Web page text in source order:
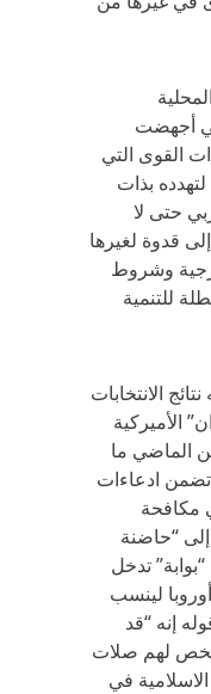
أجهضت
القوى التي
بذات
حتى لا
إلى قدوة لغيرها
وشروط
للتنمية
الانتخابات
الأميركية
الماضي ما
تضمن ادعاءات
مكافحة
إلى “حاضنة
تدخل
لينسب
إنه “قد
فيها حاليا “حوالي 200 شخص لهم صلات
في